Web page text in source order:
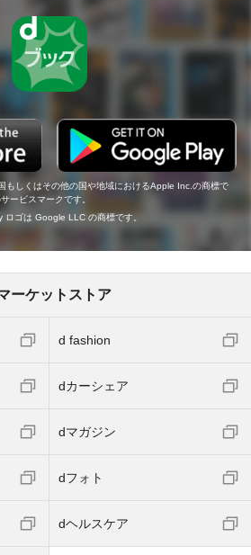
もしくはその他の国や地域におけるApple Inc.の商標で
ービスマークです。
ゴは Google LLC の商標です。
ーケットストア
d fashion
dカーシェア
dマガジン
dフォト
dヘルスケア